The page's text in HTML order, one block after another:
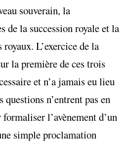
souverain, la
de la succession royale et la
L’exercice de la
la première de ces trois
et n’a jamais eu lieu
n’entrent pas en
l’avènement d’un
simple proclamation